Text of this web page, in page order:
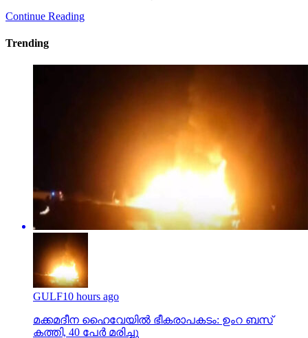
Continue Reading
Trending
GULF10 hours ago
മക്കമദീന ഹൈവേയില്‍ ഭീകരാപകടം: ഉംറ ബസ്
കത്തി, 40 പേര്‍ മരിച്ചു